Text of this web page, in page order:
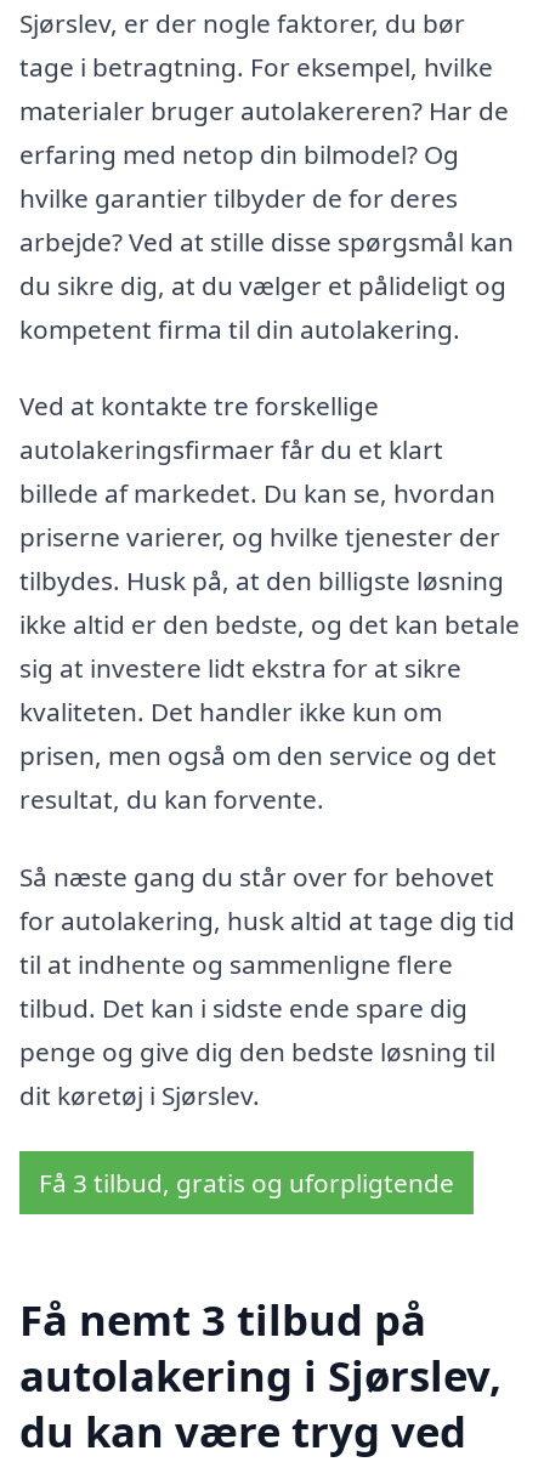
Sjørslev, er der nogle faktorer, du bør
tage i betragtning. For eksempel, hvilke
materialer bruger autolakereren? Har de
erfaring med netop din bilmodel? Og
hvilke garantier tilbyder de for deres
arbejde? Ved at stille disse spørgsmål kan
du sikre dig, at du vælger et pålideligt og
kompetent firma til din autolakering.
Ved at kontakte tre forskellige
autolakeringsfirmaer får du et klart
billede af markedet. Du kan se, hvordan
priserne varierer, og hvilke tjenester der
tilbydes. Husk på, at den billigste løsning
ikke altid er den bedste, og det kan betale
sig at investere lidt ekstra for at sikre
kvaliteten. Det handler ikke kun om
prisen, men også om den service og det
resultat, du kan forvente.
Så næste gang du står over for behovet
for autolakering, husk altid at tage dig tid
til at indhente og sammenligne flere
tilbud. Det kan i sidste ende spare dig
penge og give dig den bedste løsning til
dit køretøj i Sjørslev.
Få 3 tilbud, gratis og uforpligtende
Få nemt 3 tilbud på
autolakering i Sjørslev,
du kan være tryg ved